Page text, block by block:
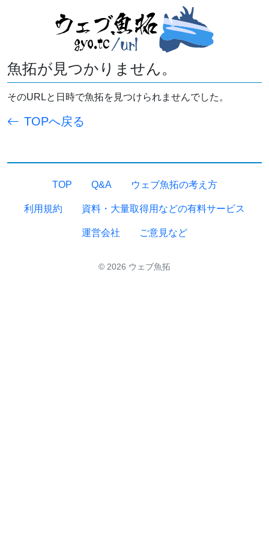
魚拓が見つかりません。
そのURLと日時で魚拓を見つけられませんでした。
TOPへ戻る
TOP Q&A ウェブ魚拓の考え方
利用規約 資料・大量取得用などの有料サービス
運営会社 ご意見など
© 2026 ウェブ魚拓